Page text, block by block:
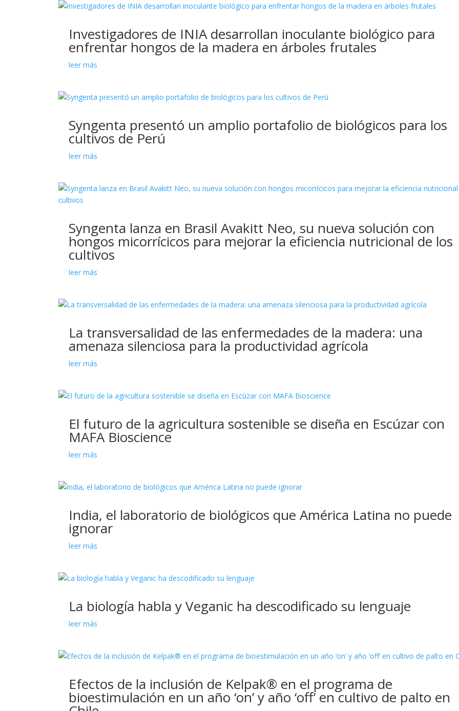
Investigadores de INIA desarrollan inoculante biológico para
enfrentar hongos de la madera en árboles frutales
leer más
Syngenta presentó un amplio portafolio de biológicos para los
cultivos de Perú
leer más
Syngenta lanza en Brasil Avakitt Neo, su nueva solución con
hongos micorrícicos para mejorar la eficiencia nutricional de los
cultivos
leer más
La transversalidad de las enfermedades de la madera: una
amenaza silenciosa para la productividad agrícola
leer más
El futuro de la agricultura sostenible se diseña en Escúzar con
MAFA Bioscience
leer más
India, el laboratorio de biológicos que América Latina no puede
ignorar
leer más
La biología habla y Veganic ha descodificado su lenguaje
leer más
Efectos de la inclusión de Kelpak® en el programa de
bioestimulación en un año ‘on’ y año ‘off’ en cultivo de palto en